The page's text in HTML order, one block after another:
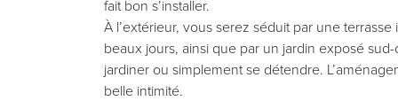
fait bon s’installer.
À l’extérieur, vous serez séduit par une
beaux jours, ainsi que par un jardin exposé
jardiner ou simplement se détendre.
belle intimité.